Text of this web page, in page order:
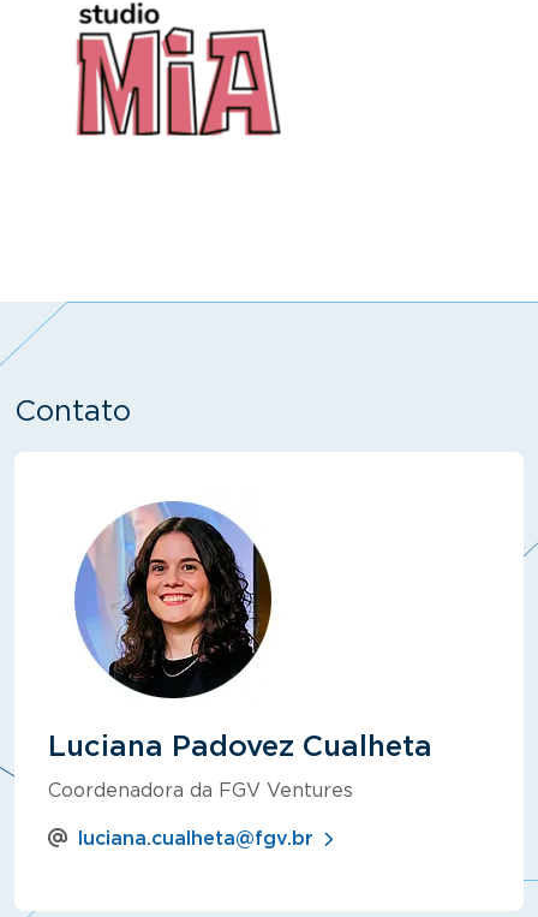
Contato
Luciana Padovez Cualheta
Coordenadora da FGV Ventures
luciana.cualheta@fgv.br